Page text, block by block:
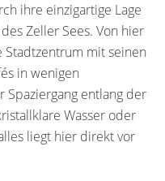
ihre einzigartige Lage
Zeller Sees. Von hier
Stadtzentrum mit seinen
in wenigen
entlang der
Wasser oder
liegt hier direkt vor